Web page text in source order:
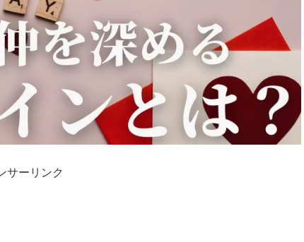
サーリンク